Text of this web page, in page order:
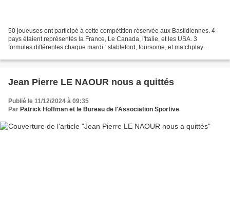
50 joueuses ont participé à cette compétition réservée aux Bastidiennes. 4
pays étaient représentés la France, Le Canada, l'Italie, et les USA. 3
formules différentes chaque mardi : stableford, foursome, et matchplay
Jean Pierre LE NAOUR nous a quittés
Publié le 11/12/2024 à 09:35
Par Patrick Hoffman et le Bureau de l'Association Sportive